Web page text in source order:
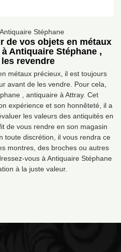
de vos objets en métaux
Antiquaire Stéphane ,
revendre
métaux précieux, il est toujours
avant de les vendre. Pour cela,
, antiquaire à Attray. Cet
expérience et son honnêteté, il a
les valeurs des antiquités en
de vous rendre en son magasin
toute discrétion, il vous rendra ce
montres, des broches ou autres
vous à Antiquaire Stéphane
à la juste valeur.